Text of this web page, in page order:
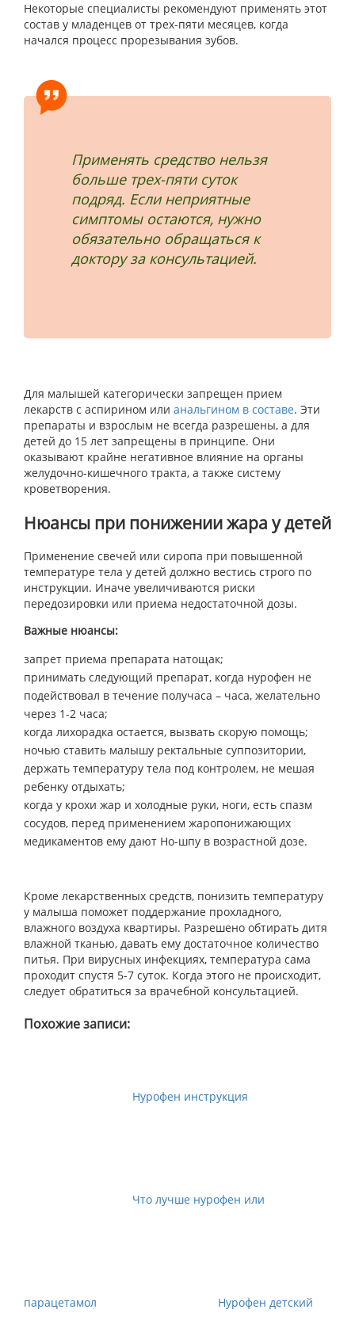
Некоторые специалисты рекомендуют применять этот
состав у младенцев от трех-пяти месяцев, когда
начался процесс прорезывания зубов.
Применять средство нельзя
больше трех-пяти суток
подряд. Если неприятные
симптомы остаются, нужно
обязательно обращаться к
доктору за консультацией.
Для малышей категорически запрещен прием
лекарств с аспирином или анальгином в составе. Эти
препараты и взрослым не всегда разрешены, а для
детей до 15 лет запрещены в принципе. Они
оказывают крайне негативное влияние на органы
желудочно-кишечного тракта, а также систему
кроветворения.
Нюансы при понижении жара у детей
Применение свечей или сиропа при повышенной
температуре тела у детей должно вестись строго по
инструкции. Иначе увеличиваются риски
передозировки или приема недостаточной дозы.
Важные нюансы:
запрет приема препарата натощак;
принимать следующий препарат, когда нурофен не
подействовал в течение получаса – часа, желательно
через 1-2 часа;
когда лихорадка остается, вызвать скорую помощь;
ночью ставить малышу ректальные суппозитории,
держать температуру тела под контролем, не мешая
ребенку отдыхать;
когда у крохи жар и холодные руки, ноги, есть спазм
сосудов, перед применением жаропонижающих
медикаментов ему дают Но-шпу в возрастной дозе.
Кроме лекарственных средств, понизить температуру
у малыша поможет поддержание прохладного,
влажного воздуха квартиры. Разрешено обтирать дитя
влажной тканью, давать ему достаточное количество
питья. При вирусных инфекциях, температура сама
проходит спустя 5-7 суток. Когда этого не происходит,
следует обратиться за врачебной консультацией.
Похожие записи:
Нурофен инструкция
Что лучше нурофен или
парацетамол Нурофен детский